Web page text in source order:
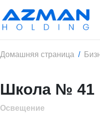
Домашняя страница
Школа № 41
Освещение